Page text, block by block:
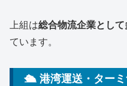
上組は総合物流企業とし
ています。
🛳 港湾運送・ターミ